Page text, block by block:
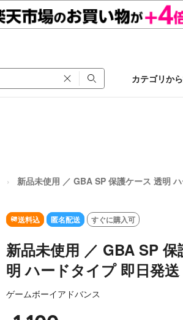
カテゴリか
新品未使用 ／ GBA SP 保護ケース 透明
送料込 匿名配送 すぐに購入可
新品未使用 ／ GBA SP
明 ハードタイプ 即日発送
ゲームボーイアドバンス